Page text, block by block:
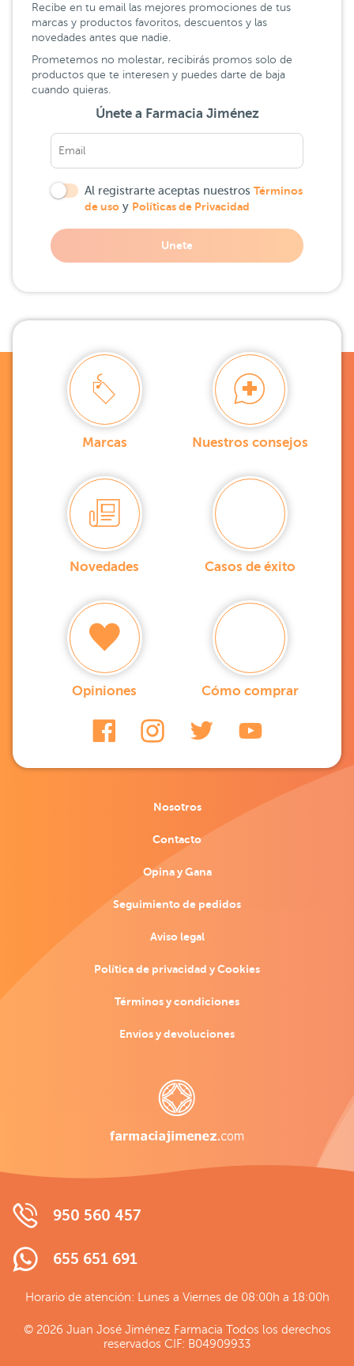
Recibe en tu email las mejores promociones de tus
marcas y productos favoritos, descuentos y las
novedades antes que nadie.
Prometemos no molestar, recibirás promos solo de
productos que te interesen y puedes darte de baja
cuando quieras.
Únete a Farmacia Jiménez
Al registrarte aceptas nuestros Términos
de uso y Políticas de Privacidad
Unete
Marcas Nuestros consejos
Novedades Casos de éxito
Opiniones Cómo comprar
Nosotros
Contacto
Opina y Gana
Seguimiento de pedidos
Aviso legal
Política de privacidad y Cookies
Términos y condiciones
Envíos y devoluciones
950 560 457
655 651 691
Horario de atención: Lunes a Viernes de 08:00h a 18:00h
© 2026 Juan José Jiménez Farmacia Todos los derechos
reservados CIF: B04909933